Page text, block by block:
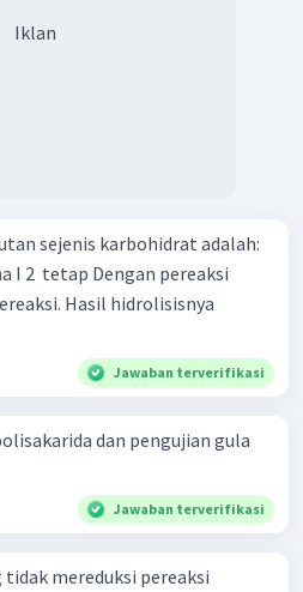
Iklan
sejenis karbohidrat adalah:
pereaksi
Jawaban terverifikasi
dan pengujian gula
Jawaban terverifikasi
mereduksi pereaksi